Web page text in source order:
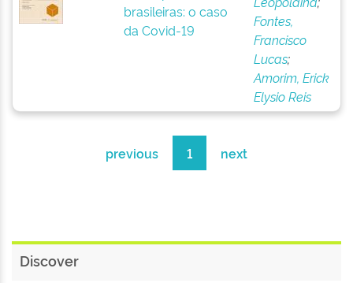
brasileiras: o caso
da Covid-19
Fontes,
Francisco
Lucas;
Amorim, Erick
Elysio Reis
previous 1 next
Discover